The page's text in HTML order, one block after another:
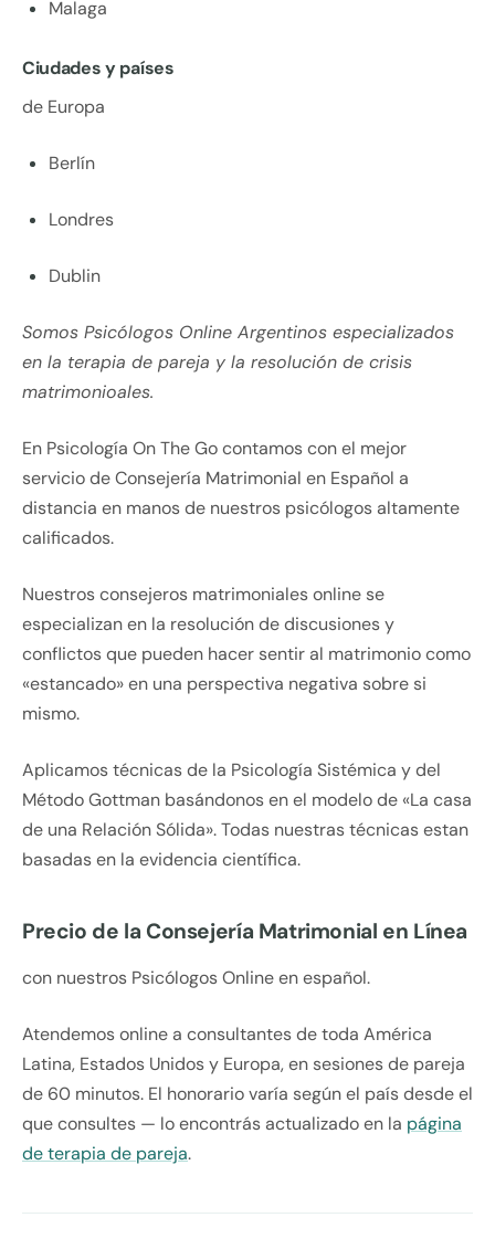
Malaga
Ciudades y países
de Europa
Berlín
Londres
Dublin
Somos Psicólogos Online Argentinos especializados
en la terapia de pareja y la resolución de crisis
matrimonioales.
En Psicología On The Go contamos con el mejor
servicio de Consejería Matrimonial en Español a
distancia en manos de nuestros psicólogos altamente
calificados.
Nuestros consejeros matrimoniales online se
especializan en la resolución de discusiones y
conflictos que pueden hacer sentir al matrimonio como
«estancado» en una perspectiva negativa sobre si
mismo.
Aplicamos técnicas de la Psicología Sistémica y del
Método Gottman basándonos en el modelo de «La casa
de una Relación Sólida». Todas nuestras técnicas estan
basadas en la evidencia científica.
Precio de la Consejería Matrimonial en Línea
con nuestros Psicólogos Online en español.
Atendemos online a consultantes de toda América
Latina, Estados Unidos y Europa, en sesiones de pareja
de 60 minutos. El honorario varía según el país desde el
que consultes — lo encontrás actualizado en la página
de terapia de pareja.